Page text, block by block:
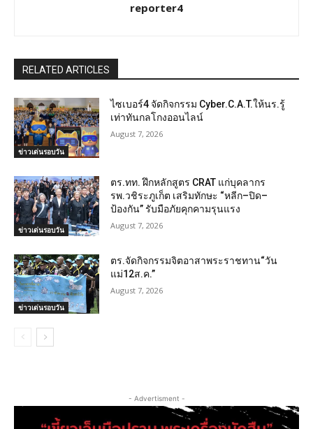
reporter4
RELATED ARTICLES
ข่าวเด่นรอบวัน
ไซเบอร์4 จัดกิจกรรม Cyber.C.A.T.ให้นร.รู้
เท่าทันกลโกงออนไลน์
August 7, 2026
ข่าวเด่นรอบวัน
ตร.ทท. ฝึกหลักสูตร CRAT แก่บุคลากร
รพ.วชิระภูเก็ต เสริมทักษะ “หลีก–ปิด–
ป้องกัน” รับมือภัยคุกคามรุนแรง
August 7, 2026
ข่าวเด่นรอบวัน
ตร.จัดกิจกรรมจิตอาสาพระราชทาน“วัน
แม่12ส.ค.”
August 7, 2026
- Advertisment -